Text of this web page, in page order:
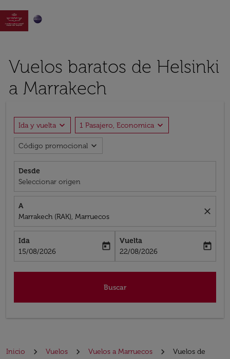

Vuelos baratos de Helsinki
a Marrakech
Ida y vuelta expand_more 1 Pasajero, Economica expand_more
Código promocional expand_more
Desde
Seleccionar origen
A
Marrakech (RAK), Marruecos
close
Ida
fc-booking-departure-date-aria-label
15/08/2026
today
Vuelta
fc-booking-return-date-aria-label
22/08/2026
today
Buscar
Inicio Vuelos Vuelos a Marruecos
Vuelos de